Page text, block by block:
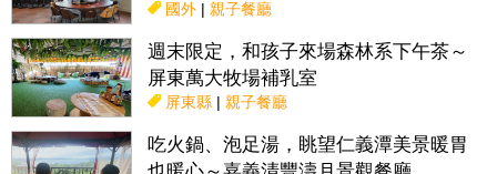
國外| 親子餐廳
週末限定，和孩子來場森林系下午茶～
屏東萬大牧場補乳室
屏東縣| 親子餐廳
吃火鍋、泡足湯，眺望仁義潭美景暖胃